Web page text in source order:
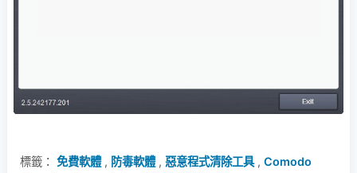
標籤： 免費軟體, 防毒軟體, 惡意程式清除工具, Comodo